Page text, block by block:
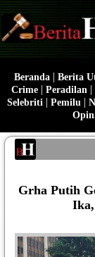
Beranda| Berita
Crime | Peradilan |
Selebriti | Pemilu |
Grha Putih